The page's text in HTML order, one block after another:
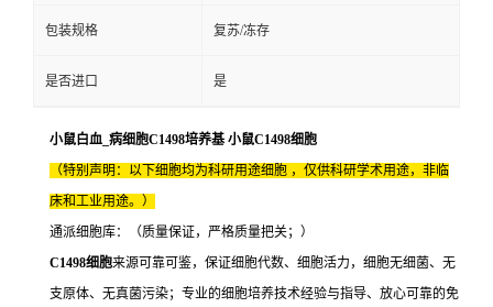
包装规格 复苏/冻存
是否进口 是
小鼠白血_病细胞C1498培养基 小鼠C1498细胞
（特别声明：以下细胞均为科研用途细胞 ，仅供科研学术用途，非临
床和工业用途。）
通派细胞库：（质量保证，严格质量把关；）
C1498细胞来源可靠可鉴，保证细胞代数、细胞活力，细胞无细菌、无
支原体、无真菌污染；专业的细胞培养技术经验与指导、放心可靠的免